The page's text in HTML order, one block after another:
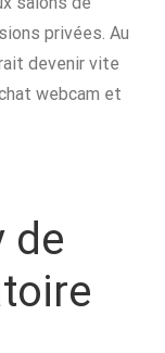
privées. Au
devenir vite
webcam et
de